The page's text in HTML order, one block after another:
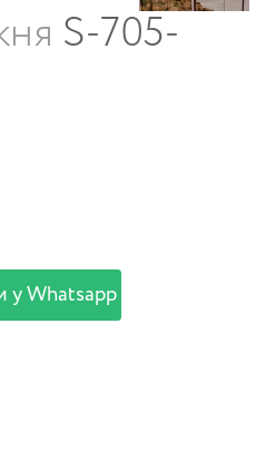
S-705-
у Whatsapp